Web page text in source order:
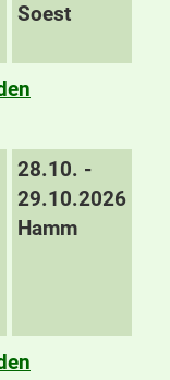
Soest
28.10. -
29.10.2026
Hamm